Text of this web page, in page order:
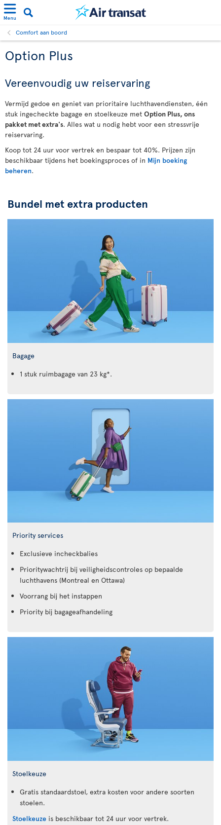
Menu
Comfort aan boord
Option Plus
Vereenvoudig uw reiservaring
Vermijd gedoe en geniet van prioritaire luchthavendiensten, één
stuk ingecheckte bagage en stoelkeuze met Option Plus, ons
pakket met extra's. Alles wat u nodig hebt voor een stressvrije
reiservaring.
Koop tot 24 uur voor vertrek en bespaar tot 40%. Prijzen zijn
beschikbaar tijdens het boekingsproces of in Mijn boeking
beheren.
Bundel met extra producten
Bagage
1 stuk ruimbagage van 23 kg*.
Priority services
Exclusieve incheckbalies
Prioritywachtrij bij veiligheidscontroles op bepaalde
luchthavens (Montreal en Ottawa)
Voorrang bij het instappen
Priority bij bagageafhandeling
Stoelkeuze
Gratis standaardstoel, extra kosten voor andere soorten
stoelen.
Stoelkeuze is beschikbaar tot 24 uur voor vertrek.